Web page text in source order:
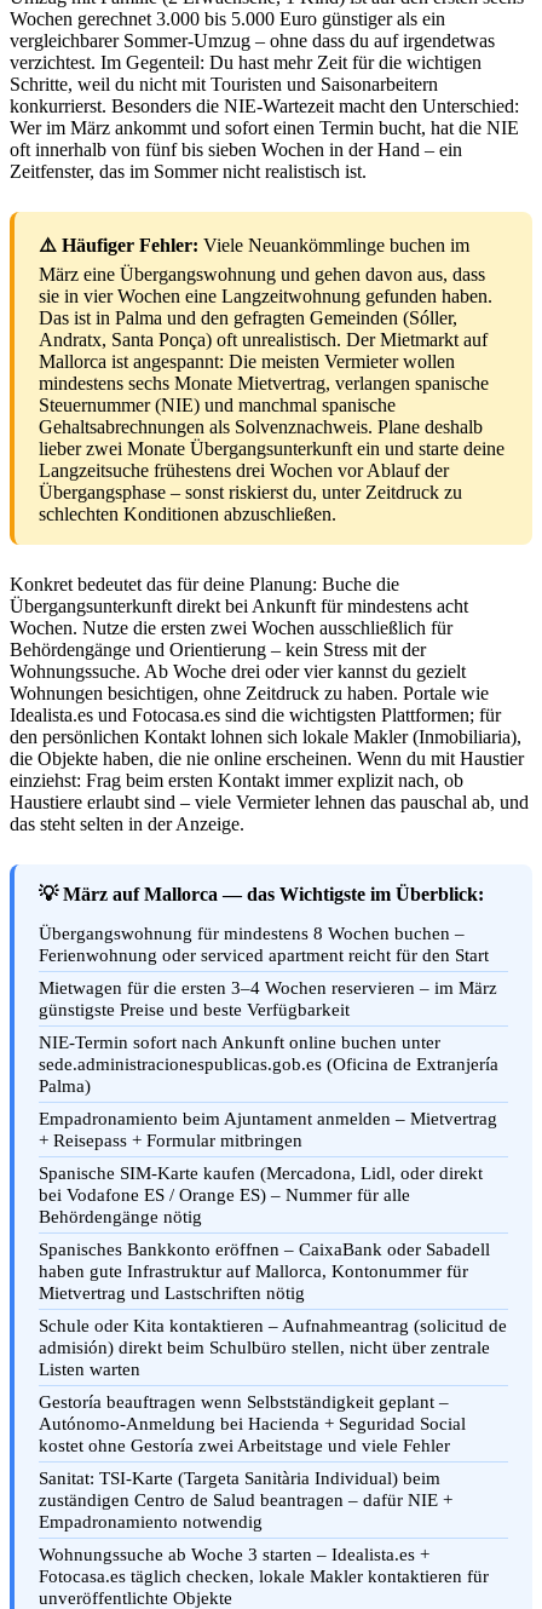
Wochen gerechnet 3.000 bis 5.000 Euro günstiger als ein
vergleichbarer Sommer-Umzug – ohne dass du auf irgendetwas
verzichtest. Im Gegenteil: Du hast mehr Zeit für die wichtigen
Schritte, weil du nicht mit Touristen und Saisonarbeitern
konkurrierst. Besonders die NIE-Wartezeit macht den Unterschied:
Wer im März ankommt und sofort einen Termin bucht, hat die NIE
oft innerhalb von fünf bis sieben Wochen in der Hand – ein
Zeitfenster, das im Sommer nicht realistisch ist.
⚠️ Häufiger Fehler: Viele Neuankömmlinge buchen im
März eine Übergangswohnung und gehen davon aus, dass
sie in vier Wochen eine Langzeitwohnung gefunden haben.
Das ist in Palma und den gefragten Gemeinden (Sóller,
Andratx, Santa Ponça) oft unrealistisch. Der Mietmarkt auf
Mallorca ist angespannt: Die meisten Vermieter wollen
mindestens sechs Monate Mietvertrag, verlangen spanische
Steuernummer (NIE) und manchmal spanische
Gehaltsabrechnungen als Solvenznachweis. Plane deshalb
lieber zwei Monate Übergangsunterkunft ein und starte deine
Langzeitsuche frühestens drei Wochen vor Ablauf der
Übergangsphase – sonst riskierst du, unter Zeitdruck zu
schlechten Konditionen abzuschließen.
Konkret bedeutet das für deine Planung: Buche die
Übergangsunterkunft direkt bei Ankunft für mindestens acht
Wochen. Nutze die ersten zwei Wochen ausschließlich für
Behördengänge und Orientierung – kein Stress mit der
Wohnungssuche. Ab Woche drei oder vier kannst du gezielt
Wohnungen besichtigen, ohne Zeitdruck zu haben. Portale wie
Idealista.es und Fotocasa.es sind die wichtigsten Plattformen; für
den persönlichen Kontakt lohnen sich lokale Makler (Inmobiliaria),
die Objekte haben, die nie online erscheinen. Wenn du mit Haustier
einziehst: Frag beim ersten Kontakt immer explizit nach, ob
Haustiere erlaubt sind – viele Vermieter lehnen das pauschal ab, und
das steht selten in der Anzeige.
💡 März auf Mallorca — das Wichtigste im Überblick:
Übergangswohnung für mindestens 8 Wochen buchen –
Ferienwohnung oder serviced apartment reicht für den Start
Mietwagen für die ersten 3–4 Wochen reservieren – im März
günstigste Preise und beste Verfügbarkeit
NIE-Termin sofort nach Ankunft online buchen unter
sede.administracionespublicas.gob.es (Oficina de Extranjería
Palma)
Empadronamiento beim Ajuntament anmelden – Mietvertrag
+ Reisepass + Formular mitbringen
Spanische SIM-Karte kaufen (Mercadona, Lidl, oder direkt
bei Vodafone ES / Orange ES) – Nummer für alle
Behördengänge nötig
Spanisches Bankkonto eröffnen – CaixaBank oder Sabadell
haben gute Infrastruktur auf Mallorca, Kontonummer für
Mietvertrag und Lastschriften nötig
Schule oder Kita kontaktieren – Aufnahmeantrag (solicitud de
admisión) direkt beim Schulbüro stellen, nicht über zentrale
Listen warten
Gestoría beauftragen wenn Selbstständigkeit geplant –
Autónomo-Anmeldung bei Hacienda + Seguridad Social
kostet ohne Gestoría zwei Arbeitstage und viele Fehler
Sanitat: TSI-Karte (Targeta Sanitària Individual) beim
zuständigen Centro de Salud beantragen – dafür NIE +
Empadronamiento notwendig
Wohnungssuche ab Woche 3 starten – Idealista.es +
Fotocasa.es täglich checken, lokale Makler kontaktieren für
unveröffentlichte Objekte